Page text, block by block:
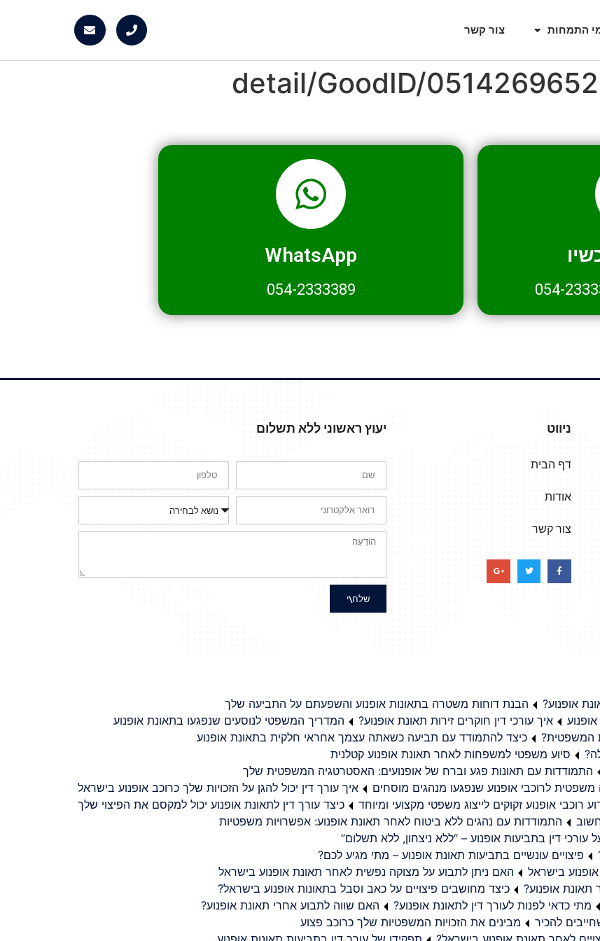
התמחות צור קשר
detail/GoodID/
054-
WhatsApp
054-2333389
ניווט
דף הבית
אודות
צור קשר
יעוץ ראשוני ללא תשלום
שלח\י
אופנוע?
הבנת דוחות משטרה בתאונות אופנוע והשפעתם על התביעה שלך
איך עורכי דין חוקרים זירות תאונת אופנוע?
המדריך המשפטי לנוסעים שנפגעו בתאונת אופנוע
המשפטית?
כיצד להתמודד עם תביעה כשאתה עצמך אחראי חלקית בתאונת אופנוע
סיוע משפטי למשפחות לאחר תאונת אופנוע קטלנית
התמודדות עם תאונות פגע וברח של אופנועים: האסטרטגיה המשפטית שלך
משפטית לרוכבי אופנוע שנפגעו מנהגים מוסחים
איך עורך דין יכול להגן על הזכויות שלך כרוכב אופנוע בישראל
רוכבי אופנוע זקוקים לייצוג משפטי מקצועי ומיוחד
כיצד עורך דין לתאונת אופנוע יכול למקסם את הפיצוי שלך
התמודדות עם נהגים ללא ביטוח לאחר תאונת אופנוע: אפשרויות משפטיות
דין בתביעות אופנוע – “ללא ניצחון, ללא תשלום”
פיצויים עונשיים בתביעות תאונת אופנוע – מתי מגיע לכם?
בישראל
האם ניתן לתבוע על מצוקה נפשית לאחר תאונת אופנוע בישראל
אופנוע?
כיצד מחושבים פיצויים על כאב וסבל בתאונות אופנוע בישראל?
מתי כדאי לפנות לעורך דין לתאונת אופנוע?
האם שווה לתבוע אחרי תאונת אופנוע?
להכיר
מבינים את הזכויות המשפטיות שלך כרוכב פצוע